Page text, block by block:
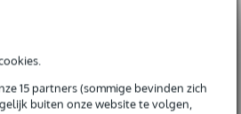
15 partners (sommige bevinden zich
buiten onze website te volgen,
Je naam
Alan
Devine PRO 2000
studio